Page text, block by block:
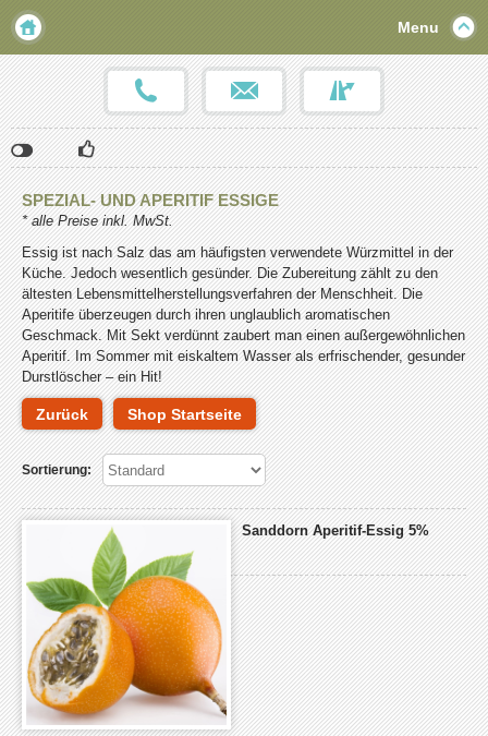
Menu
Klicken
Sie
hier,
um
die
Social-
Media-
Schaltflächen
einzublenden.
Bitte
beachten
Sie,
dass
über
diese
Funktionen
benutzerbezogene
Daten
an
Dritte
übertragen
werden
können.
Klicken
Sie
hier,
um
die
Social-
Media-
Schaltflächen
einzublenden.
Bitte
beachten
Sie,
dass
über
diese
Funktionen
benutzerbezogene
Daten
an
Dritte
übertragen
werden
können.
Klicken
Sie
hier,
um
die
Social-
Media-
Schaltflächen
einzublenden.
Bitte
beachten
Sie,
dass
über
diese
Funktionen
benutzerbezogene
Daten
an
Dritte
übertragen
werden
können.
SPEZIAL- UND APERITIF ESSIGE
* alle Preise inkl. MwSt.
Essig ist nach Salz das am häufigsten verwendete Würzmittel in der
Küche. Jedoch wesentlich gesünder. Die Zubereitung zählt zu den
ältesten Lebensmittelherstellungsverfahren der Menschheit. Die
Aperitife überzeugen durch ihren unglaublich aromatischen
Geschmack. Mit Sekt verdünnt zaubert man einen außergewöhnlichen
Aperitif. Im Sommer mit eiskaltem Wasser als erfrischender, gesunder
Durstlöscher – ein Hit!
Zurück Shop Startseite
Sortierung:
Sanddorn Aperitif-Essig 5%